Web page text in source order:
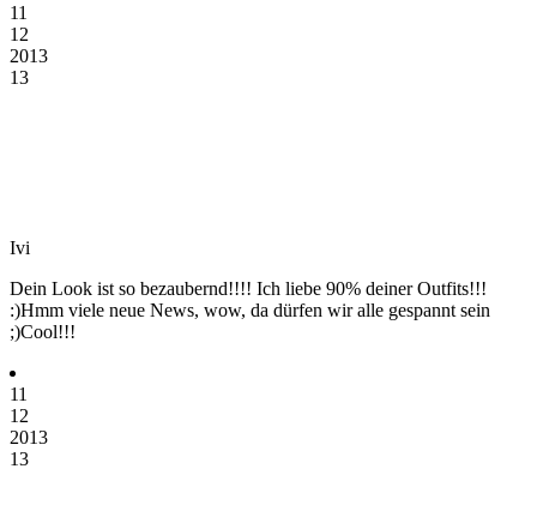
11
12
2013
13
Ivi
Dein Look ist so bezaubernd!!!! Ich liebe 90% deiner Outfits!!!
:)Hmm viele neue News, wow, da dürfen wir alle gespannt sein
;)Cool!!!
11
12
2013
13